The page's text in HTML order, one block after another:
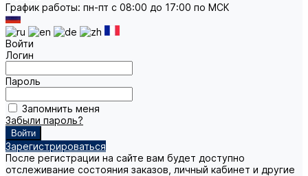
График работы: пн-пт с 08:00 до 17:00 по МСК
Войти
Логин
Пароль
Запомнить меня
Забыли пароль?
Зарегистрироваться
После регистрации на сайте вам будет доступно
отслеживание состояния заказов, личный кабинет и другие